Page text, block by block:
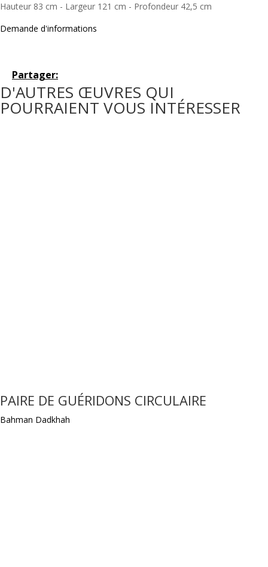
Hauteur 83 cm - Largeur 121 cm - Profondeur 42,5 cm
Demande d'informations
Partager:
D'AUTRES ŒUVRES QUI
POURRAIENT VOUS INTÉRESSER
PAIRE DE GUÉRIDONS CIRCULAIRE
Bahman Dadkhah